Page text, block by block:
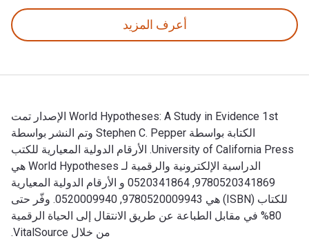
أعرف المزيد
World Hypotheses: A Study in Evidence 1st الإصدار تمت
الكتابة بواسطة Stephen C. Pepper وتم النشر بواسطة
University of California Press. الأرقام الدولية المعيارية للكتب
الدراسية الإلكترونية والرقمية لـ World Hypotheses هي
9780520341869, 0520341864 و الأرقام الدولية المعيارية
للكتاب (ISBN) هي 9780520009943, 0520009940. وفّر حتى
80% في مقابل الطباعة عن طريق الانتقال إلى الحياة الرقمية
من خلال VitalSource.